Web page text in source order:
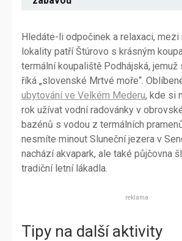
Hledáte-li odpočinek a relaxaci, mezi
lokality patří Štúrovo s krásným
termální koupaliště Podhájská, jemuž
říká „slovenské Mrtvé moře“.
ubytování ve Velkém Mederu, kde si
rok užívat vodní radovánky v
bazénů s vodou z termálních
nesmíte minout Sluneční jezera v
nachází akvapark, ale také půjčovna
tradiční letní lákadla.
reklama
Tipy na další aktivity